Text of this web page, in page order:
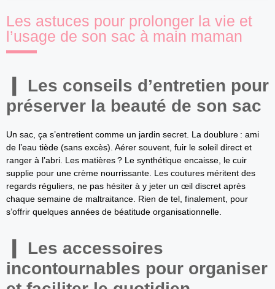
Les astuces pour prolonger la vie et
l’usage de son sac à main maman
Les conseils d’entretien pour
préserver la beauté de son sac
Un sac, ça s’entretient comme un jardin secret. La doublure : ami
de l’eau tiède (sans excès). Aérer souvent, fuir le soleil direct et
ranger à l’abri. Les matières ? Le synthétique encaisse, le cuir
supplie pour une crème nourrissante. Les coutures méritent des
regards réguliers, ne pas hésiter à y jeter un œil discret après
chaque semaine de maltraitance. Rien de tel, finalement, pour
s’offrir quelques années de béatitude organisationnelle.
Les accessoires
incontournables pour organiser